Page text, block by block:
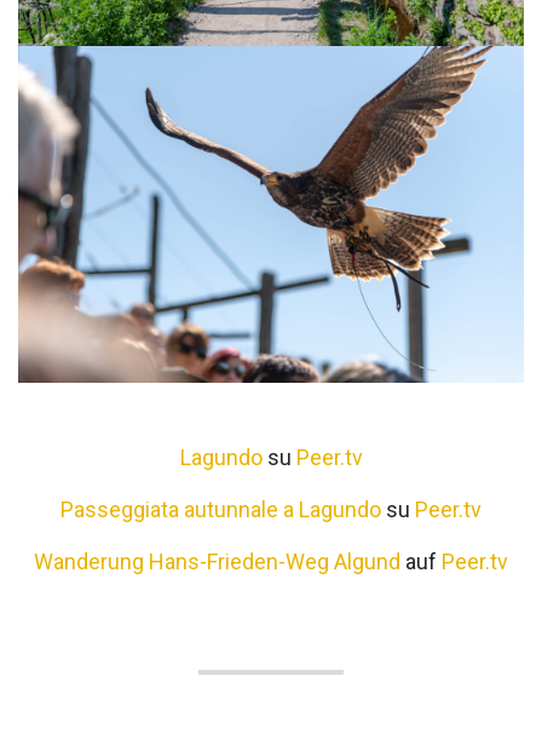
Lagundosu Peer.tv
Passeggiata autunnale a Lagundo su Peer.tv
Wanderung Hans-Frieden-Weg Algund auf Peer.tv